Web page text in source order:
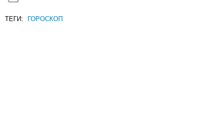
ТЕГИ: ГОРОСКОП